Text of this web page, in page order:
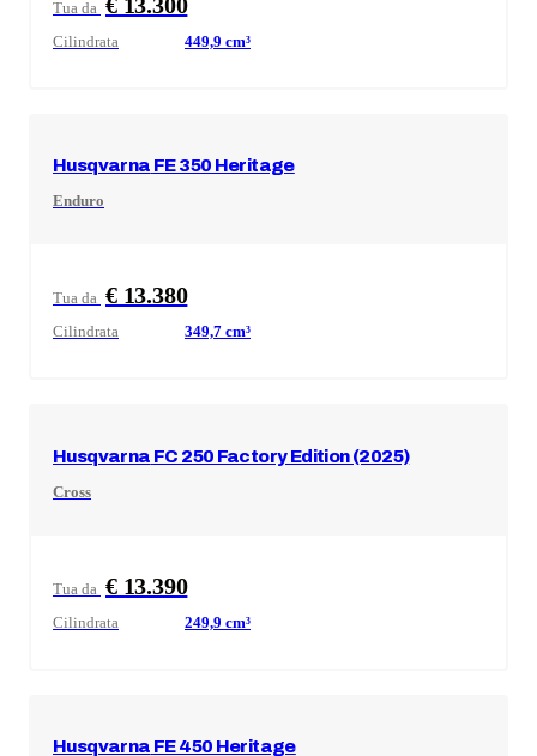
Tua da
Cilindrata 449,9 cm³
Husqvarna FE 350 Heritage
Enduro
Tua da € 13.380
Cilindrata 349,7 cm³
Husqvarna FC 250 Factory Edition (2025)
Cross
Tua da € 13.390
Cilindrata 249,9 cm³
Husqvarna FE 450 Heritage